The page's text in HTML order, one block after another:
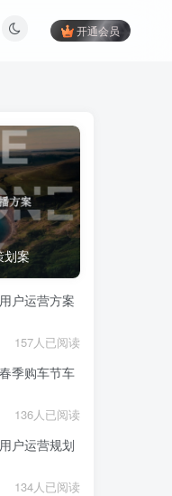
开通会员
划案
户运营方案
157人已阅读
季购车节车
136人已阅读
户运营规划
134人已阅读